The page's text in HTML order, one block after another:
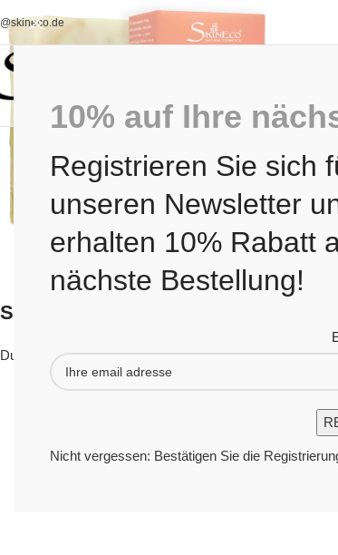
10% auf Ihre
Registrieren Sie sich
unseren Newsletter
erhalten 10% Rabatt
nächste Bestellung!
Nicht vergessen: Bestätigen Sie die
Schreibe einen Kommentar
Du musstangemeldetsein, um einen Kommentar